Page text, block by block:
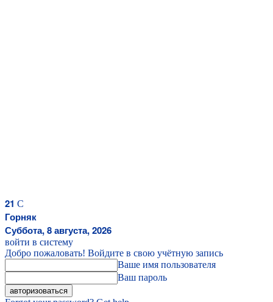
21 C
Горняк
Суббота, 8 августа, 2026
войти в систему
Добро пожаловать! Войдите в свою учётную запись
Ваше имя пользователя
Ваш пароль